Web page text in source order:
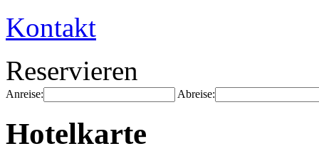
Kontakt
Reservieren
Anreise: Abreise:
Hotelkarte